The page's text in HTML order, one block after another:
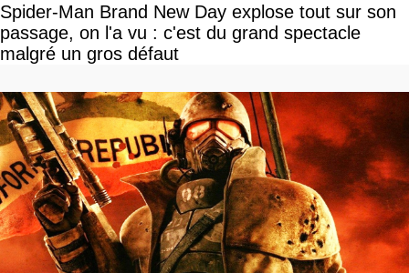
Spider-Man Brand New Day explose tout sur son
passage, on l'a vu : c'est du grand spectacle
malgré un gros défaut